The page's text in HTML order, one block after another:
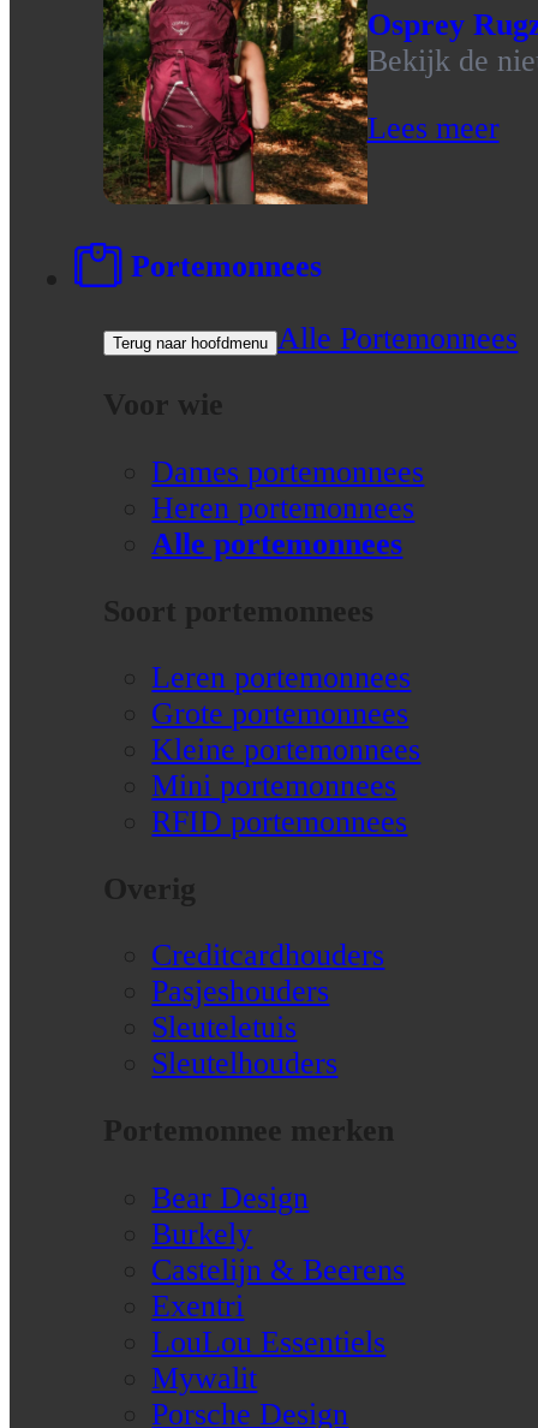
Osprey
Bekijk de
Lees meer
Portemonnees
Terug naar hoofdmenu Alle Portemonnees
Voor wie
Dames portemonnees
Heren portemonnees
Alle portemonnees
Soort portemonnees
Leren portemonnees
Grote portemonnees
Kleine portemonnees
Mini portemonnees
RFID portemonnees
Overig
Creditcardhouders
Pasjeshouders
Sleuteletuis
Sleutelhouders
Portemonnee merken
Bear Design
Burkely
Castelijn & Beerens
Exentri
LouLou Essentiels
Mywalit
Porsche Design